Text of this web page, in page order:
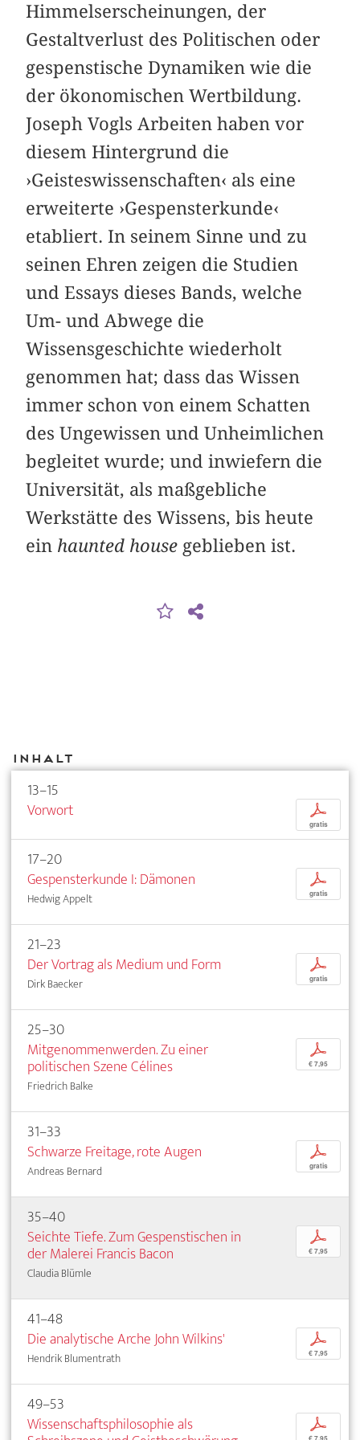
Himmelserscheinungen, der
Gestaltverlust des Politischen oder
gespenstische Dynamiken wie die
der ökonomischen Wertbildung.
Joseph Vogls Arbeiten haben vor
diesem Hintergrund die
›Geisteswissenschaften‹ als eine
erweiterte ›Gespensterkunde‹
etabliert. In seinem Sinne und zu
seinen Ehren zeigen die Studien
und Essays dieses Bands, welche
Um- und Abwege die
Wissensgeschichte wiederholt
genommen hat; dass das Wissen
immer schon von einem Schatten
des Ungewissen und Unheimlichen
begleitet wurde; und inwiefern die
Universität, als maßgebliche
Werkstätte des Wissens, bis heute
ein haunted house geblieben ist.
Inhalt
13–15
Vorwort
p
gratis
17–20
Gespensterkunde I: Dämonen
Hedwig Appelt
p
gratis
21–23
Der Vortrag als Medium und Form
Dirk Baecker
p
gratis
25–30
Mitgenommenwerden. Zu einer
politischen Szene Célines
Friedrich Balke
p
€ 7,95
31–33
Schwarze Freitage, rote Augen
Andreas Bernard
p
gratis
35–40
Seichte Tiefe. Zum Gespenstischen in
der Malerei Francis Bacon
Claudia Blümle
p
€ 7,95
41–48
Die analytische Arche John Wilkins'
Hendrik Blumentrath
p
€ 7,95
49–53
Wissenschaftsphilosophie als
p